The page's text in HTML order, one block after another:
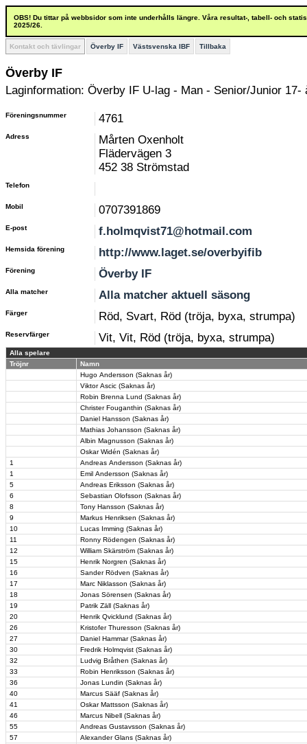
OBS! Du tittar på webbsidor som inte underhålls längre. Våra resultat-, tabell- och
2025/26.
Kontakt och tävlingar Överby IF Västsvenska IBF Tillbaka
Överby IF
Laginformation: Överby IF U-lag - Man - Senior/Junior 17-
Föreningsnummer 4761
Adress
Mårten Oxenholt
Flädervägen 3
452 38 Strömstad
Telefon
Mobil 0707391869
E-post f.holmqvist71@hotmail.com
Hemsida förening http://www.laget.se/overbyifib
Förening Överby IF
Alla matcher Alla matcher aktuell säsong
Färger Röd, Svart, Röd (tröja, byxa, strumpa)
Reservfärger Vit, Vit, Röd (tröja, byxa, strumpa)
Alla spelare
Tröjnr
Namn
Hugo Andersson (Saknas år)
Viktor Ascic (Saknas år)
Robin Brenna Lund (Saknas år)
Christer Fouganthin (Saknas år)
Daniel Hansson (Saknas år)
Mathias Johansson (Saknas år)
Albin Magnusson (Saknas år)
Oskar Widén (Saknas år)
1
Andreas Andersson (Saknas år)
1
Emil Andersson (Saknas år)
5
Andreas Eriksson (Saknas år)
6
Sebastian Olofsson (Saknas år)
8
Tony Hansson (Saknas år)
9
Markus Henriksen (Saknas år)
10
Lucas Imming (Saknas år)
11
Ronny Rödengen (Saknas år)
12
William Skärström (Saknas år)
15
Henrik Norgren (Saknas år)
16
Sander Rödven (Saknas år)
17
Marc Niklasson (Saknas år)
18
Jonas Sörensen (Saknas år)
19
Patrik Zäll (Saknas år)
20
Henrik Qvicklund (Saknas år)
26
Kristofer Thuresson (Saknas år)
27
Daniel Hammar (Saknas år)
30
Fredrik Holmqvist (Saknas år)
32
Ludvig Bråthen (Saknas år)
33
Robin Henriksson (Saknas år)
36
Jonas Lundin (Saknas år)
40
Marcus Sääf (Saknas år)
41
Oskar Mattsson (Saknas år)
46
Marcus Nibell (Saknas år)
55
Andreas Gustavsson (Saknas år)
57
Alexander Glans (Saknas år)